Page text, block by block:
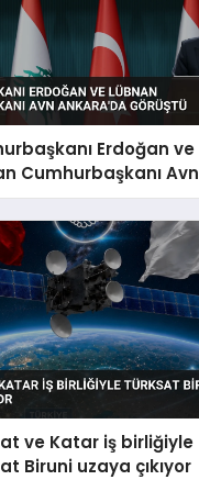
Erdoğan ve
Cumhurbaşkanı Avn
Görüştü
ve Katar iş birliğiyle
Biruni uzaya çıkıyor